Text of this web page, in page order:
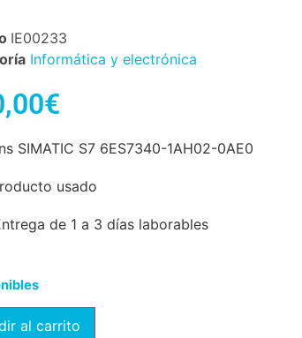
IE00233
Informática y electrónica
€
SIMATIC S7 6ES7340-1AH02-0AE0
usado
de 1 a 3 días laborables
al carrito